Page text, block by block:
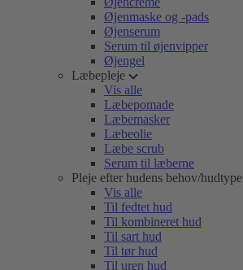
Øjenmaske og -pads
Øjenserum
Serum til øjenvipper
Øjengel
Læbepleje
Vis alle
Læbepomade
Læbemasker
Læbeolie
Læbe scrub
Serum til læberne
Pleje efter hudens behov/hudtype
Vis alle
Til fedtet hud
Til kombineret hud
Til sart hud
Til tør hud
Til uren hud